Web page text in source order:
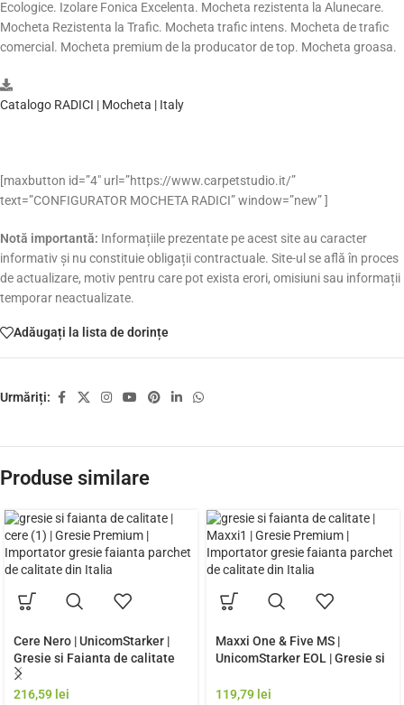
Ecologice. Izolare Fonica Excelenta. Mocheta rezistenta la Alunecare.
Mocheta Rezistenta la Trafic. Mocheta trafic intens. Mocheta de trafic
comercial. Mocheta premium de la producator de top. Mocheta groasa.
Catalogo RADICI | Mocheta | Italy
[maxbutton id=”4″ url=”https://www.carpetstudio.it/”
text=”CONFIGURATOR MOCHETA RADICI” window=”new” ]
Notă importantă: Informațiile prezentate pe acest site au caracter
informativ și nu constituie obligații contractuale. Site-ul se află în proces
de actualizare, motiv pentru care pot exista erori, omisiuni sau informații
temporar neactualizate.
Adăugați la lista de dorințe
Urmăriți:
Produse similare
Cere Nero | UnicomStarker |
Gresie si Faianta de calitate
premium Italia | Model Gresie
Rezistenta Exterior
216,59 lei
Maxxi One & Five MS |
UnicomStarker EOL | Gresie si
Italia | Model Gresie
119,79 lei